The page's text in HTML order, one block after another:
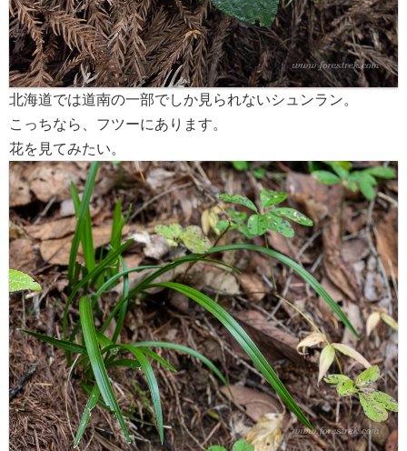
北海道では道南の一部でしか見られないシュンラン。
こっちなら、フツーにあります。
花を見てみたい。